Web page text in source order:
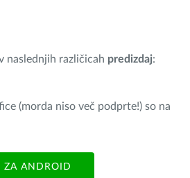
naslednjih različicah predizdaj:
(morda niso več podprte!) so na
ZA ANDROID